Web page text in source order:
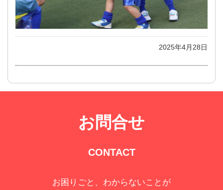
2025年4月28日
お問合せ
CONTACT
お困りごと、わからないことが